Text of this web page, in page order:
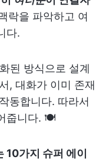
락을 파악하고 여
다.
된 방식으로 설계
, 대화가 이미 존재
동합니다. 따라서
줍니다. 🍽️
10가지 슈퍼 에이